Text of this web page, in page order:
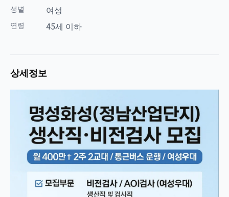
성별 여성
연령 45세 이하
상세정보